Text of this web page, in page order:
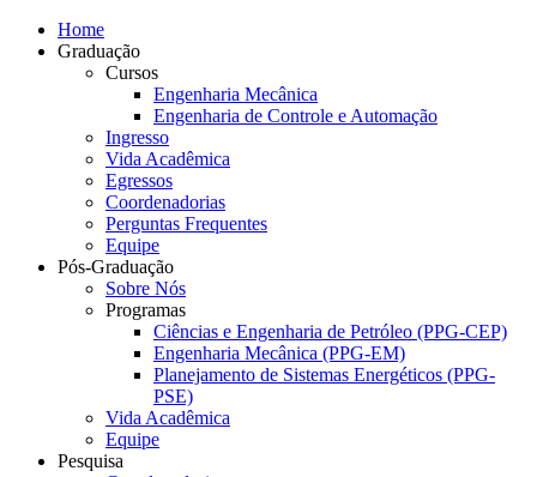
Home
Graduação
Cursos
Engenharia Mecânica
Engenharia de Controle e Automação
Ingresso
Vida Acadêmica
Egressos
Coordenadorias
Perguntas Frequentes
Equipe
Pós-Graduação
Sobre Nós
Programas
Ciências e Engenharia de Petróleo (PPG-CEP)
Engenharia Mecânica (PPG-EM)
Planejamento de Sistemas Energéticos (PPG-
PSE)
Vida Acadêmica
Equipe
Pesquisa